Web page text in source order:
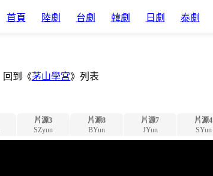
首頁 陸劇 台劇 韓劇 日劇 泰劇
回到《茅山學宮》列表
片源3
SZyun
片源8
BYun
片源7
JYun
片源4
SYun